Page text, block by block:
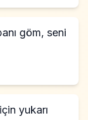
göm, seni
yukarı